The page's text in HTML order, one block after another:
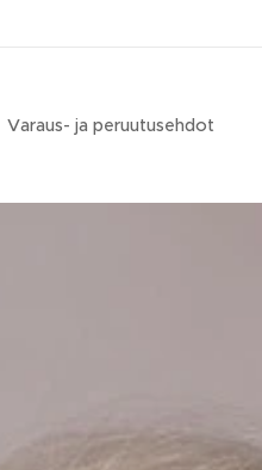
Varaus- ja peruutusehdot